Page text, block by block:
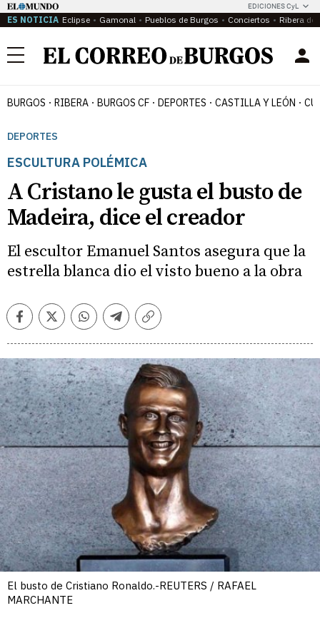
EDICIONES CyL
ES NOTICIA Eclipse Gamonal Pueblos de Burgos Conciertos Ribera del
Menú
BURGOS RIBERA BURGOS CF DEPORTES CASTILLA Y LEÓN
DEPORTES
ESCULTURA POLÉMICA
A Cristano le gusta el busto de
Madeira, dice el creador
El escultor Emanuel Santos asegura que la
estrella blanca dio el visto bueno a la obra
FacebookTwitterWhatsappTelegramCopiar
El busto de Cristiano Ronaldo.-REUTERS / RAFAEL
MARCHANTE